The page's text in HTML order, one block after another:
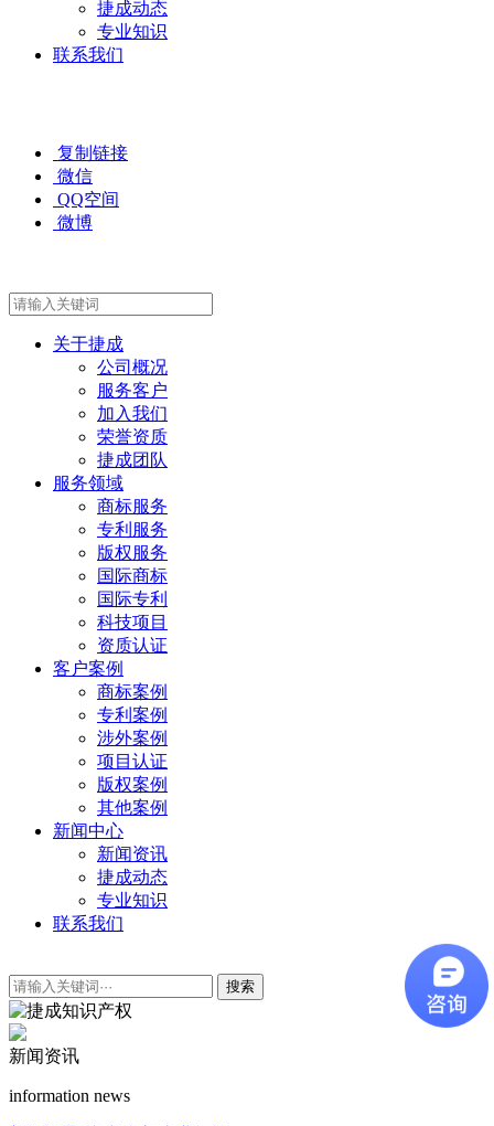
捷成动态
专业知识
联系我们
复制链接
微信
QQ空间
微博
关于捷成
公司概况
服务客户
加入我们
荣誉资质
捷成团队
服务领域
商标服务
专利服务
版权服务
国际商标
国际专利
科技项目
资质认证
客户案例
商标案例
专利案例
涉外案例
项目认证
版权案例
其他案例
新闻中心
新闻资讯
捷成动态
专业知识
联系我们
搜索
新闻资讯
information news